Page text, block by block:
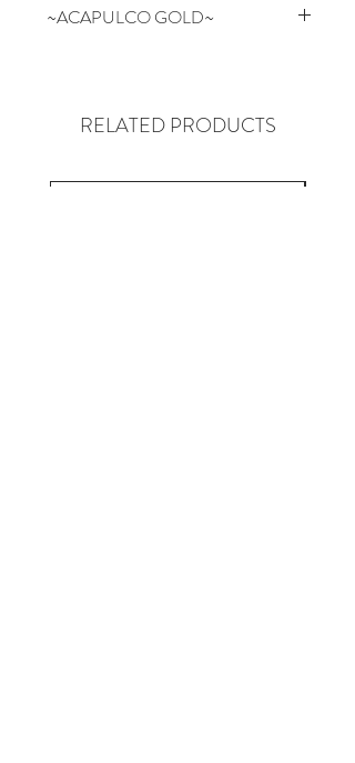
~ACAPULCO GOLD~
タッフが2006年にスタートした
NEW YORK SOHO発のブランド
RELATED PRODUCTS